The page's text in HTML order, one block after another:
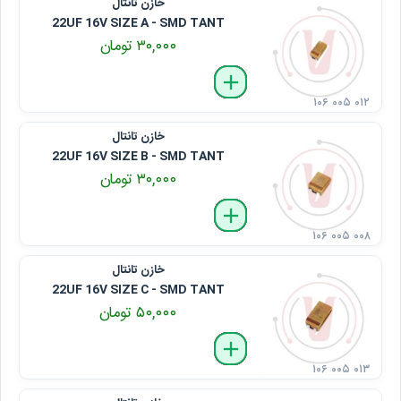
22UF 16V SIZE A - SMD TANT
۳۰,۰۰۰ تومان
delete
remove
add
۱۰۶ ۰۰۵ ۰۱۲
خازن تانتال
22UF 16V SIZE B - SMD TANT
۳۰,۰۰۰ تومان
delete
remove
add
۱۰۶ ۰۰۵ ۰۰۸
خازن تانتال
22UF 16V SIZE C - SMD TANT
۵۰,۰۰۰ تومان
delete
remove
add
۱۰۶ ۰۰۵ ۰۱۳